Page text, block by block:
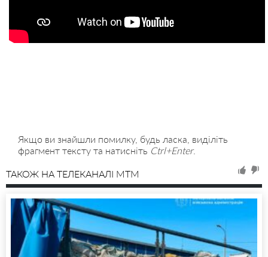
Якщо ви знайшли помилку, будь ласка, виділіть
фрагмент тексту та натисніть Ctrl+Enter.
ТАКОЖ НА ТЕЛЕКАНАЛІ MTM